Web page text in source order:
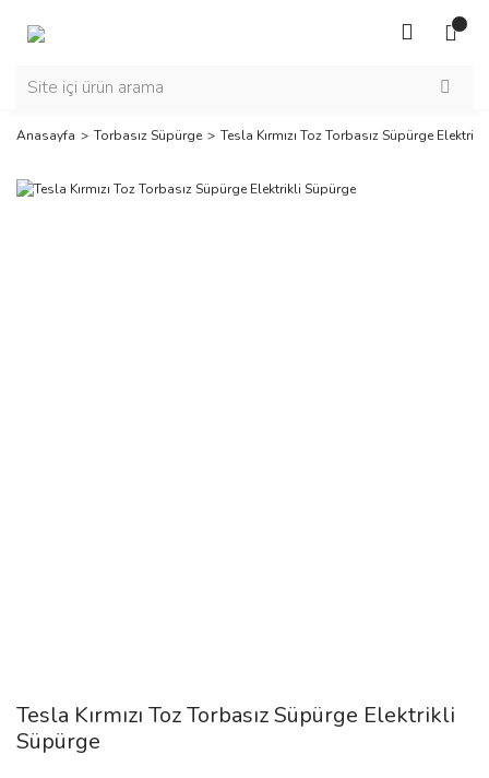
Anasayfa Torbasız Süpürge Tesla Kırmızı Toz Torbasız Süpürge
Tesla Kırmızı Toz Torbasız Süpürge Elektrikli
Süpürge